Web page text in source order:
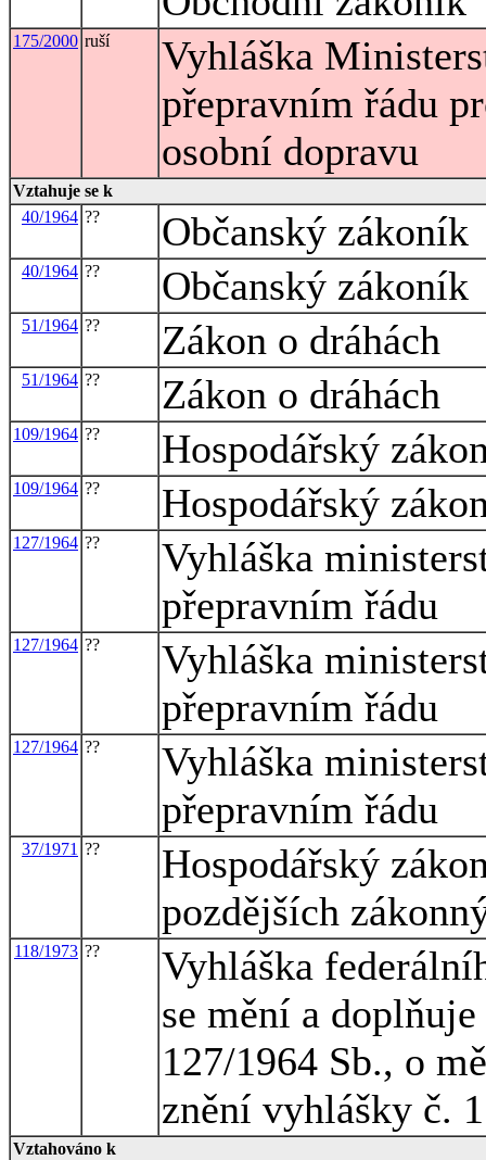
175/2000 ruší
Vyhláška
přepravním řádu
osobní dopravu
Vztahuje se k
40/1964 ?? Občanský zákoník
40/1964 ?? Občanský zákoník
51/1964 ?? Zákon o dráhách
51/1964 ?? Zákon o dráhách
109/1964 ?? Hospodářský
109/1964 ?? Hospodářský
127/1964 ??
Vyhláška
přepravním řádu
127/1964 ??
Vyhláška
přepravním řádu
127/1964 ??
Vyhláška
přepravním řádu
37/1971 ??
Hospodářský
pozdějších
118/1973 ??
Vyhláška
se mění a
127/1964 Sb., o
znění vyhlášky č.
Vztahováno k